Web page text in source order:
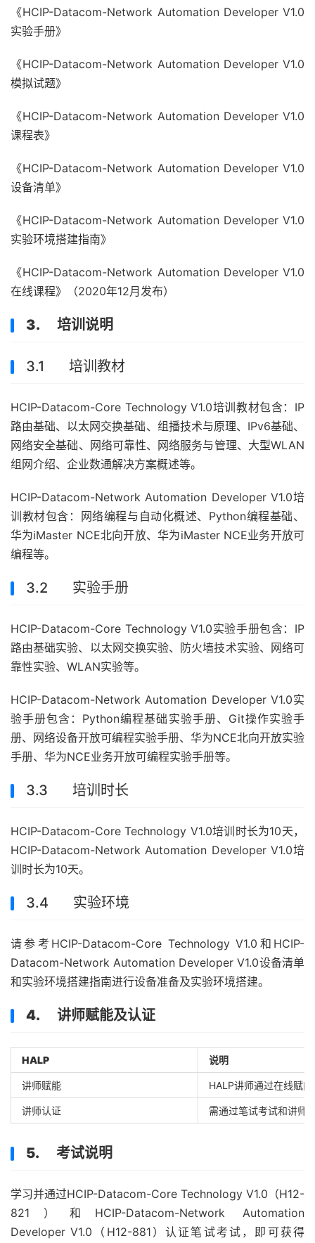
《HCIP-Datacom-Network Automation Developer V1.0
实验手册》
《HCIP-Datacom-Network Automation Developer V1.0
模拟试题》
《HCIP-Datacom-Network Automation Developer V1.0
课程表》
《HCIP-Datacom-Network Automation Developer V1.0
设备清单》
《HCIP-Datacom-Network Automation Developer V1.0
实验环境搭建指南》
《HCIP-Datacom-Network Automation Developer V1.0
在线课程》（2020年12月发布）
3. 培训说明
3.1 培训教材
HCIP-Datacom-Core Technology V1.0培训教材包含：IP
路由基础、以太网交换基础、组播技术与原理、IPv6基础、
网络安全基础、网络可靠性、网络服务与管理、大型WLAN
组网介绍、企业数通解决方案概述等。
HCIP-Datacom-Network Automation Developer V1.0培
训教材包含：网络编程与自动化概述、Python编程基础、
华为iMaster NCE北向开放、华为iMaster NCE业务开放可
编程等。
3.2 实验手册
HCIP-Datacom-Core Technology V1.0实验手册包含：IP
路由基础实验、以太网交换实验、防火墙技术实验、网络可
靠性实验、WLAN实验等。
HCIP-Datacom-Network Automation Developer V1.0实
验手册包含：Python编程基础实验手册、Git操作实验手
册、网络设备开放可编程实验手册、华为NCE北向开放实验
手册、华为NCE业务开放可编程实验手册等。
3.3 培训时长
HCIP-Datacom-Core Technology V1.0培训时长为10天，
HCIP-Datacom-Network Automation Developer V1.0培
训时长为10天。
3.4 实验环境
请参考HCIP-Datacom-Core Technology V1.0和HCIP-
Datacom-Network Automation Developer V1.0设备清单
和实验环境搭建指南进行设备准备及实验环境搭建。
4. 讲师赋能及认证
HALP 说明
讲师赋能 HALP讲师通过在线赋
讲师认证 需通过笔试考试和讲师
5. 考试说明
学习并通过HCIP-Datacom-Core Technology V1.0（H12-
821）和HCIP-Datacom-Network Automation
Developer V1.0（H12-881）认证笔试考试，即可获得